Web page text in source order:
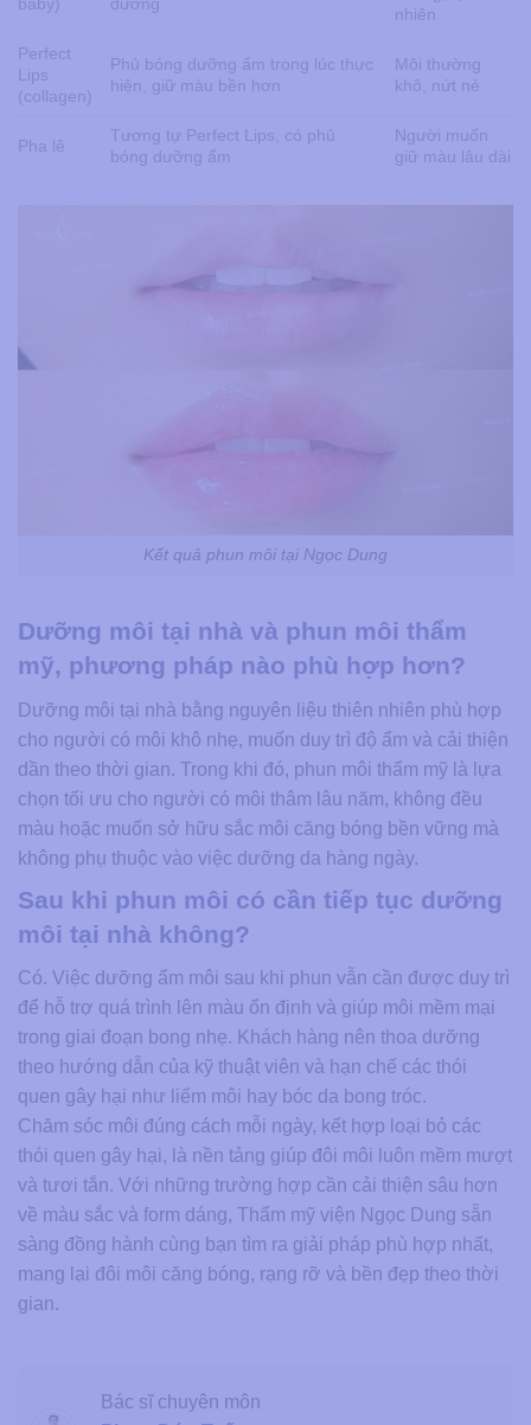
nhiên
Perfect
Lips
(collagen)
Phủ bóng dưỡng ẩm trong lúc thực
hiện, giữ màu bền hơn
Môi thường
khô, nứt nẻ
Pha lê
Tương tự Perfect Lips, có phủ
bóng dưỡng ẩm
Người muốn
giữ màu lâu dài
Kết quả phun môi tại Ngọc Dung
Dưỡng môi tại nhà và phun môi thẩm
mỹ, phương pháp nào phù hợp hơn?
Dưỡng môi tại nhà bằng nguyên liệu thiên nhiên phù hợp
cho người có môi khô nhẹ, muốn duy trì độ ẩm và cải thiện
dần theo thời gian. Trong khi đó, phun môi thẩm mỹ là lựa
chọn tối ưu cho người có môi thâm lâu năm, không đều
màu hoặc muốn sở hữu sắc môi căng bóng bền vững mà
không phụ thuộc vào việc dưỡng da hàng ngày.
Sau khi phun môi có cần tiếp tục dưỡng
môi tại nhà không?
Có. Việc dưỡng ẩm môi sau khi phun vẫn cần được duy trì
để hỗ trợ quá trình lên màu ổn định và giúp môi mềm mại
trong giai đoạn bong nhẹ. Khách hàng nên thoa dưỡng
theo hướng dẫn của kỹ thuật viên và hạn chế các thói
quen gây hại như liếm môi hay bóc da bong tróc.
Chăm sóc môi đúng cách mỗi ngày, kết hợp loại bỏ các
thói quen gây hại, là nền tảng giúp đôi môi luôn mềm mượt
và tươi tắn. Với những trường hợp cần cải thiện sâu hơn
về màu sắc và form dáng, Thẩm mỹ viện Ngọc Dung sẵn
sàng đồng hành cùng bạn tìm ra giải pháp phù hợp nhất,
mang lại đôi môi căng bóng, rạng rỡ và bền đẹp theo thời
gian.
Bác sĩ chuyên môn